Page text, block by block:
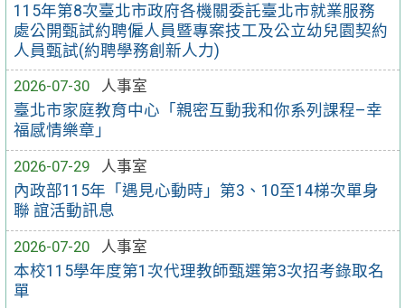
115年第8次臺北市政府各機關委託臺北市就業服務
處公開甄試約聘僱人員暨專案技工及公立幼兒園契約
人員甄試(約聘學務創新人力)
2026-07-30
人事室
臺北市家庭教育中心「親密互動我和你系列課程–幸
福感情樂章」
2026-07-29
人事室
內政部115年「遇見心動時」第3、10至14梯次單身
聯 誼活動訊息
2026-07-20
人事室
本校115學年度第1次代理教師甄選第3次招考錄取名
單